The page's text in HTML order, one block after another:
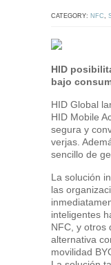
CATEGORY: NFC,
HID
bajo
HID Global
HID Mobile
segura y
verjas.
sencillo de
La solución
las
inteligentes
NFC, y otros
alternativa
movilidad